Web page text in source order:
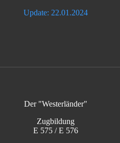
Update: 22.01.2024
Der "Westerländer"
Zugbildung
E 575 / E 576